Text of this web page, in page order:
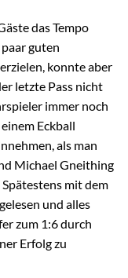
das Tempo
guten
konnte aber
letzte Pass nicht
immer noch
Eckball
als man
Michael Gneithing
mit dem
und alles
zum 1:6 durch
Erfolg zu